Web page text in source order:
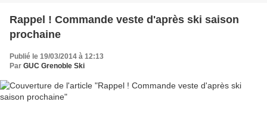
Rappel ! Commande veste d'après ski saison
prochaine
Publié le 19/03/2014 à 12:13
Par GUC Grenoble Ski